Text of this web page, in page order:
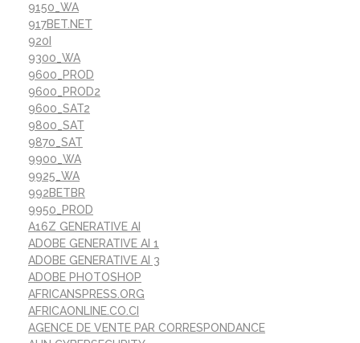
9150_WA
917BET.NET
920I
9300_WA
9600_PROD
9600_PROD2
9600_SAT2
9800_SAT
9870_SAT
9900_WA
9925_WA
992BETBR
9950_PROD
A16Z GENERATIVE AI
ADOBE GENERATIVE AI 1
ADOBE GENERATIVE AI 3
ADOBE PHOTOSHOP
AFRICANSPRESS.ORG
AFRICAONLINE.CO.CI
AGENCE DE VENTE PAR CORRESPONDANCE